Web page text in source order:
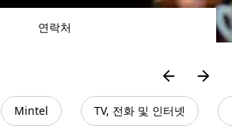
연락처
Mintel TV, 전화 및 인터넷